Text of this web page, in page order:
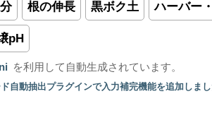
根の伸長 黒ボク土 ハーバー
pH
を利用して自動生成されています。
自動抽出プラグインで入力補完機能を追加しま